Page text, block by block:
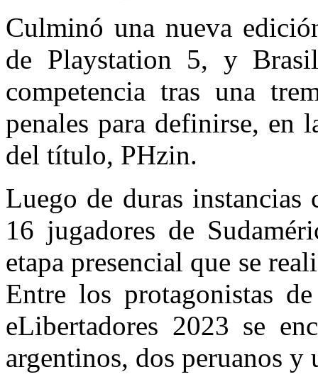
Culminó una nueva
de Playstation 5, y
competencia tras una
penales para definirse, en
del título, PHzin.
Luego de duras
16 jugadores de
etapa presencial que se
Entre los protagonistas
eLibertadores 2023 se
argentinos, dos peruanos y